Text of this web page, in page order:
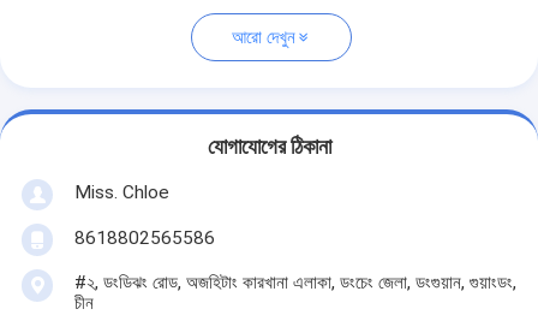
আরো দেখুন
যোগাযোগের ঠিকানা
Miss. Chloe
8618802565586
#২, ডংডিঝং রোড, অজহিটাং কারখানা এলাকা, ডংচেং জেলা, ডংগুয়ান, গুয়াংডং,
চীন